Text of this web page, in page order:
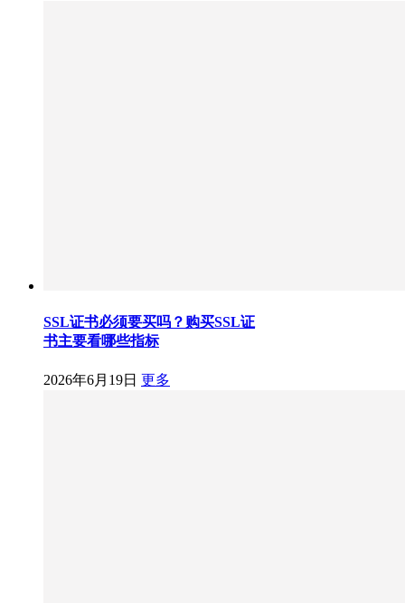
SSL证书必须要买吗？购买SSL证
书主要看哪些指标
2026年6月19日 更多